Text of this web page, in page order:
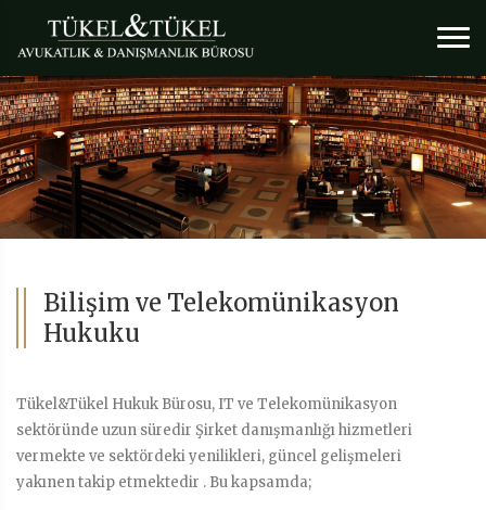
Bilişim ve Telekomünikasyon
Hukuku
Tükel&Tükel Hukuk Bürosu, IT ve Telekomünikasyon
sektöründe uzun süredir Şirket danışmanlığı hizmetleri
vermekte ve sektördeki yenilikleri, güncel gelişmeleri
yakınen takip etmektedir . Bu kapsamda;